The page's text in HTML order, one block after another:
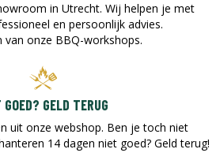
in Utrecht. Wij helpen je met
en persoonlijk advies.
van onze BBQ-workshops.
GOED? GELD TERUG
uit onze webshop. Ben je toch niet
14 dagen niet goed? Geld terug!​